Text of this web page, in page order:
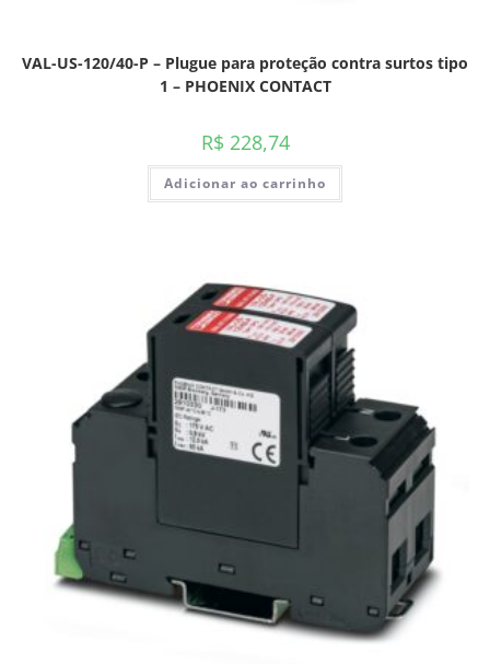
VAL-US-120/40-P – Plugue para proteção contra surtos tipo
1 – PHOENIX CONTACT
R$ 228,74
Adicionar ao carrinho